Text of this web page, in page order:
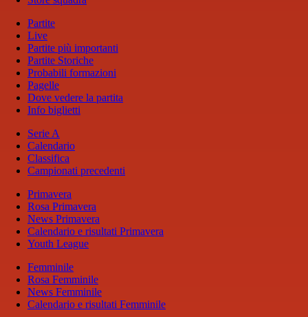
Partite
Live
Partite più importanti
Partite Storiche
Probabili formazioni
Pagelle
Dove vedere la partita
Info biglietti
Serie A
Calendario
Classifica
Campionati precedenti
Primavera
Rosa Primavera
News Primavera
Calendario e risultati Primavera
Youth League
Femminile
Rosa Femminile
News Femminile
Calendario e risultati Femminile